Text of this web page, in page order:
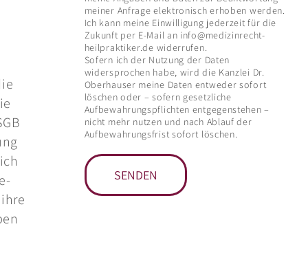
meiner Anfrage elektronisch erhoben werden.
Ich kann meine Einwilligung jederzeit für die
Zukunft per E-Mail an info@medizinrecht-
heilpraktiker.de widerrufen.
Sofern ich der Nutzung der Daten
widersprochen habe, wird die Kanzlei Dr.
Oberhauser meine Daten entweder sofort
löschen oder – sofern gesetzliche
Aufbewahrungspflichten entgegenstehen –
nicht mehr nutzen und nach Ablauf der
Aufbewahrungsfrist sofort löschen.